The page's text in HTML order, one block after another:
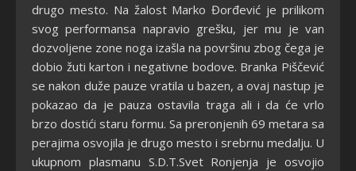
drugo mesto. Na žalost Marko Đorđević je prilikom
svog performansa napravio grešku, jer mu je van
dozvoljene zone noga izašla na površinu zbog čega je
dobio žuti karton i negativne bodove. Branka Piščević
se nakon duže pauze vratila u bazen, a ovaj nastup je
pokazao da je pauza ostavila traga ali i da će vrlo
brzo dostići staru formu. Sa preronjenih 69 metara sa
perajima osvojila je drugo mesto i srebrnu medalju. U
ukupnom plasmanu S.D.T.Svet Ronjenja je osvojio